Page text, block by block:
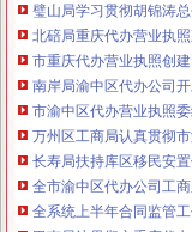
北碚局重庆代办营业执
市重庆代办营业执照创
南岸局渝中区代办公司
市渝中区代办营业执照
万州区工商局认真贯彻
长寿局扶持库区移民安
全市渝中区代办公司工
全系统上半年合同监管工
巴南局达贯彻市重庆代